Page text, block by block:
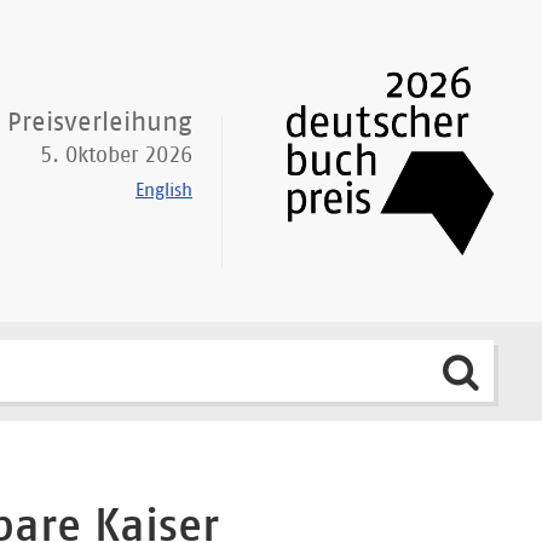
Preisverleihung
5. Oktober 2026
English
Kaiser